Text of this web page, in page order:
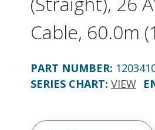
Cable, 60.0m
PART NUMBER:
SERIES CHART: VIEW